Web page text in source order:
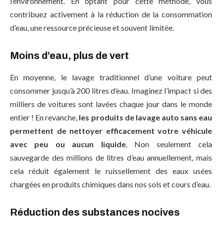
contribuez activement à la réduction de la consommation
d’eau, une ressource précieuse et souvent limitée.
Moins d’eau, plus de vert
En moyenne, le lavage traditionnel d’une voiture peut
consommer jusqu’à 200 litres d’eau. Imaginez l’impact si des
milliers de voitures sont lavées chaque jour dans le monde
entier ! En revanche, les produits de lavage auto sans eau
permettent de nettoyer efficacement votre véhicule
avec peu ou aucun liquide. Non seulement cela
sauvegarde des millions de litres d’eau annuellement, mais
cela réduit également le ruissellement des eaux usées
chargées en produits chimiques dans nos sols et cours d’eau.
Réduction des substances nocives